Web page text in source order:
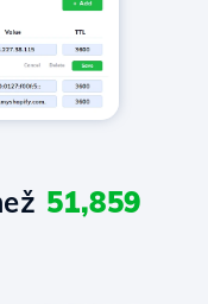
51,859